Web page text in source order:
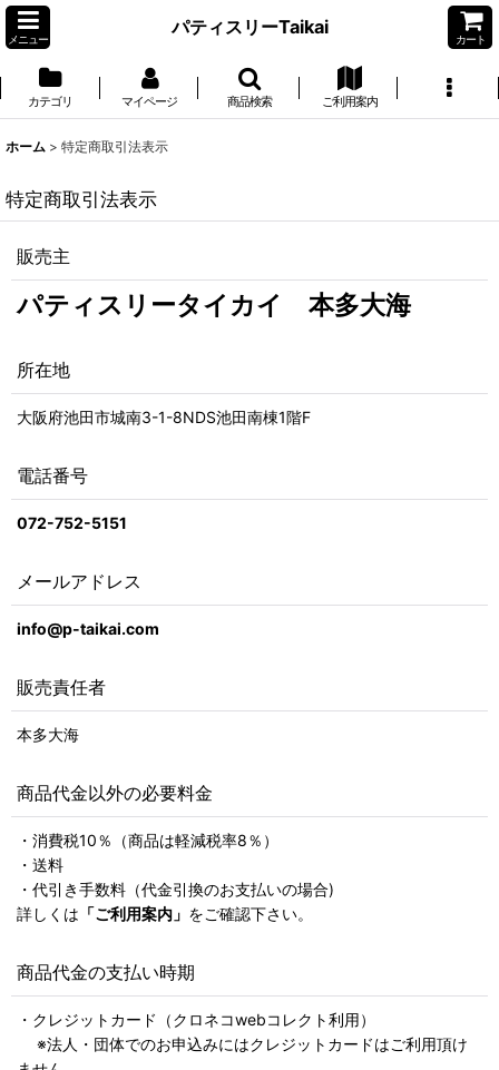
メニュー
パティスリーTaikai
カート
カテゴリ マイページ 商品検索 ご利用案内
ホーム > 特定商取引法表示
特定商取引法表示
販売主
パティスリータイカイ 本多大海
所在地
大阪府池田市城南3-1-8NDS池田南棟1階F
電話番号
072-752-5151
メールアドレス
info@p-taikai.com
販売責任者
本多大海
商品代金以外の必要料金
・消費税10％（商品は軽減税率8％）
・送料
・代引き手数料（代金引換のお支払いの場合)
詳しくは 「ご利用案内」 をご確認下さい。
商品代金の支払い時期
・クレジットカード（クロネコwebコレクト利用）
※法人・団体でのお申込みにはクレジットカードはご利用頂け